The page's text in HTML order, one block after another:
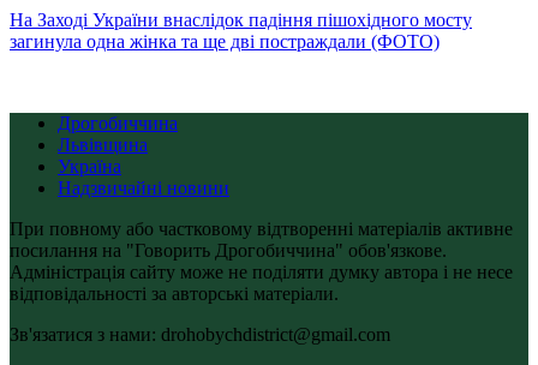
На Заході України внаслідок падіння пішохідного мосту
загинула одна жінка та ще дві постраждали (ФОТО)
Дрогобиччина
Львівщина
Україна
Надзвичайні новини
При повному або частковому відтворенні матеріалів активне
посилання на "Говорить Дрогобиччина" обов'язкове.
Адміністрація сайту може не поділяти думку автора і не несе
відповідальності за авторські матеріали.
Зв'язатися з нами: drohobychdistrict@gmail.com